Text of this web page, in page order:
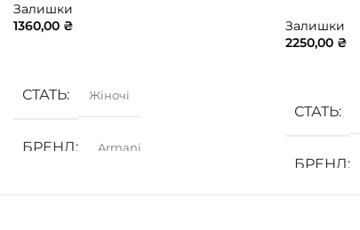
Залишки
1360,00 ₴
СТАТЬ Жіночі
БРЕНД Armani
ГРУПА АРОМАТУ
Залишки
2250,00 ₴
СТАТЬ
БРЕНД